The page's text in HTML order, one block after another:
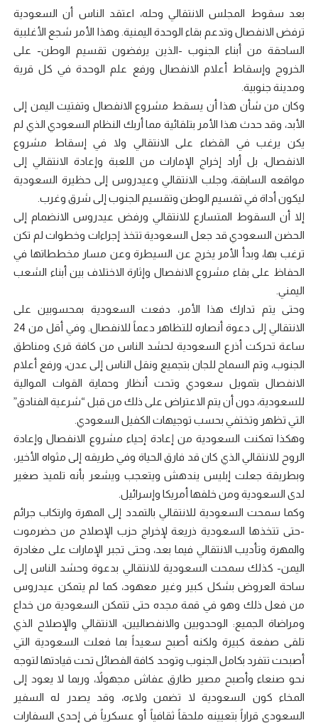
بعد سقوط المجلس الانتقالي وحله، اعتقد الناس أن السعودية
ترفض الانفصال وتدعم بقاء الوحدة اليمنية. وهذا الأمر شجع الأغلبية
الساحقة من أبناء الجنوب -الذين يرفضون تقسيم الوطن- على
الخروج وإسقاط أعلام الانفصال ورفع علم الوحدة في كل قرية
ومدينة جنوبية.
وكان من شأن هذا أن يسقط مشروع الانفصال وتفتيت اليمن إلى
الأبد، وقد حدث هذا الأمر بتلقائية مما أربك النظام السعودي الذي لم
يكن يرغب في القضاء على الانتقالي ولا في إسقاط مشروع
الانفصال، بل أراد إخراج الإمارات من اللعبة وإعادة الانتقالي إلى
مواقعه السابقة، وجلب الانتقالي وعيدروس إلى حظيرة السعودية
ليكون أداة في تقسيم الوطن وتقسيم الجنوب إلى شرق وغرب.
إلا أن السقوط المتسارع للانتقالي ورفض عيدروس الانضمام إلى
الحضن السعودي قد جعل السعودية تتخذ إجراءات وخطوات لم تكن
ترغب بها، وبدأ الأمر يخرج عن السيطرة وعن مسار مخططاتها في
الحفاظ على بقاء مشروع الانفصال وإثارة الاختلاف بين أبناء الشعب
اليمني.
وحتى يتم تدارك هذا الأمر، دفعت السعودية بمحسوبين على
الانتقالي إلى دعوة أنصاره للتظاهر دعماً للانفصال. وفي أقل من 24
ساعة تحركت أذرع السعودية لحشد الناس من كافة قرى ومناطق
الجنوب، وتم السماح للجان بتجميع ونقل الناس إلى عدن، ورفع أعلام
الانفصال بتمويل سعودي وتحت أنظار وحماية القوات الموالية
للسعودية، دون أن يتم الاعتراض على ذلك من قبل “شرعية الفنادق”
التي تظهر وتختفي بحسب توجيهات الكفيل السعودي.
وهكذا تمكنت السعودية من إعادة إحياء مشروع الانفصال وإعادة
الروح للانتقالي الذي كان قد فارق الحياة وفي طريقه إلى مثواه الأخير،
وبطريقة جعلت إبليس يندهش ويتعجب ويشعر بأنه تلميذ صغير
لدى السعودية ومن خلفها أمريكا وإسرائيل.
وكما سمحت السعودية للانتقالي بالتمدد إلى المهرة وارتكاب جرائم
-حتى تتخذها السعودية ذريعة لإخراج حزب الإصلاح من حضرموت
والمهرة وتأديب الانتقالي فيما بعد، وحتى تجبر الإمارات على مغادرة
اليمن- كذلك سمحت السعودية للانتقالي بدعوة وحشد الناس إلى
ساحة العروض بشكل كبير وغير معهود، كما لم يتمكن عيدروس
من فعل ذلك وهو في قمة مجده حتى تتمكن السعودية من خداع
ومراضاة الجميع: الوحدويين والانفصاليين، الانتقالي والإصلاح الذي
تلقى صفعة كبيرة ولكنه أصبح سعيداً بما فعلت السعودية التي
أصبحت تتفرد بكامل الجنوب وتوحد كافة الفصائل تحت قيادتها لتوجه
نحو صنعاء وأصبح مصير طارق عفاش مجهولاً، وربما لا يعود إلى
المخاء كون السعودية لا تضمن ولاءه، وقد يصدر له السفير
السعودي قراراً بتعيينه ملحقاً ثقافياً أو عسكرياً في إحدى السفارات